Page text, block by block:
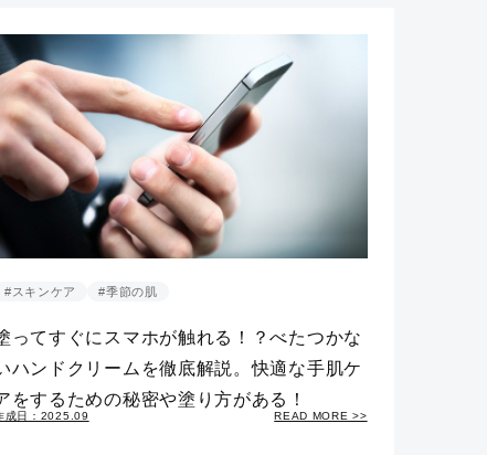
#スキンケア #季節の肌
ってすぐにスマホが触れる！？べたつかな
ハンドクリームを徹底解説。快適な手肌ケ
をするための秘密や塗り方がある！
READ MORE >>
成日：2025.09